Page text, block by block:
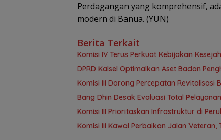
Perdagangan yang komprehensif,
modern di Banua. (YUN)
Berita Terkait
Komisi IV Terus Perkuat Kebijakan
‎DPRD Kalsel Optimalkan Aset Badan
‎Komisi III Dorong Percepatan
‎Bang Dhin Desak Evaluasi Total
‎Komisi III Prioritaskan Infrastruktur di
Komisi III Kawal Perbaikan Jalan Veteran,